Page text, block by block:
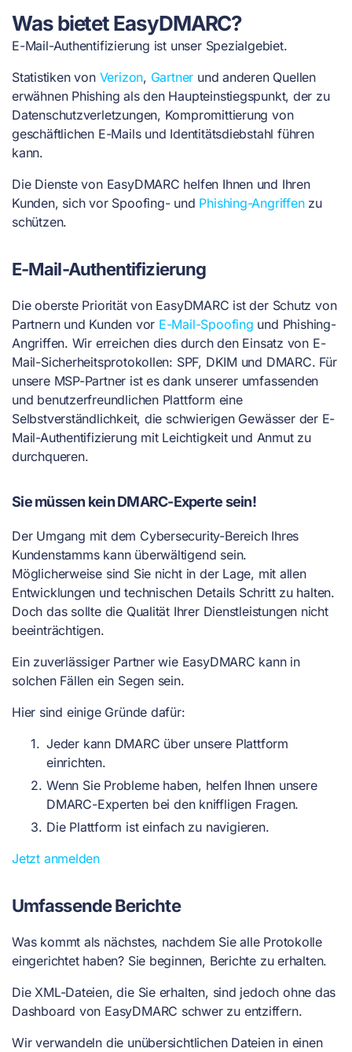
Was bietet EasyDMARC?
E-Mail-Authentifizierung ist unser Spezialgebiet.
Statistiken von Verizon, Gartner und anderen Quellen
erwähnen Phishing als den Haupteinstiegspunkt, der zu
Datenschutzverletzungen, Kompromittierung von
geschäftlichen E-Mails und Identitätsdiebstahl führen
kann.
Die Dienste von EasyDMARC helfen Ihnen und Ihren
Kunden, sich vor Spoofing- und Phishing-Angriffenzu
schützen.
E-Mail-Authentifizierung
Die oberste Priorität von EasyDMARC ist der Schutz von
Partnern und Kunden vor E-Mail-Spoofing und Phishing-
Angriffen. Wir erreichen dies durch den Einsatz von E-
Mail-Sicherheitsprotokollen: SPF, DKIM und DMARC. Für
unsere MSP-Partner ist es dank unserer umfassenden
und benutzerfreundlichen Plattform eine
Selbstverständlichkeit, die schwierigen Gewässer der E-
Mail-Authentifizierung mit Leichtigkeit und Anmut zu
durchqueren.
Sie müssen kein DMARC-Experte sein!
Der Umgang mit dem Cybersecurity-Bereich Ihres
Kundenstamms kann überwältigend sein.
Möglicherweise sind Sie nicht in der Lage, mit allen
Entwicklungen und technischen Details Schritt zu halten.
Doch das sollte die Qualität Ihrer Dienstleistungen nicht
beeinträchtigen.
Ein zuverlässiger Partner wie EasyDMARC kann in
solchen Fällen ein Segen sein.
Hier sind einige Gründe dafür:
Jeder kann DMARC über unsere Plattform
einrichten.
Wenn Sie Probleme haben, helfen Ihnen unsere
DMARC-Experten bei den kniffligen Fragen.
Die Plattform ist einfach zu navigieren.
Jetzt anmelden
Umfassende Berichte
Was kommt als nächstes, nachdem Sie alle Protokolle
eingerichtet haben? Sie beginnen, Berichte zu erhalten.
Die XML-Dateien, die Sie erhalten, sind jedoch ohne das
Dashboard von EasyDMARC schwer zu entziffern.
Wir verwandeln die unübersichtlichen Dateien in einen